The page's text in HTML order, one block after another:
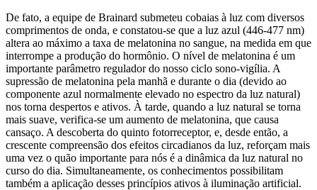
De fato, a equipe de Brainard submeteu cobaias à luz com diversos
comprimentos de onda, e constatou-se que a luz azul (446-477 nm)
altera ao máximo a taxa de melatonina no sangue, na medida em que
interrompe a produção do hormônio. O nível de melatonina é um
importante parâmetro regulador do nosso ciclo sono-vigília. A
supressão de melatonina pela manhã e durante o dia (devido ao
componente azul normalmente elevado no espectro da luz natural)
nos torna despertos e ativos. À tarde, quando a luz natural se torna
mais suave, verifica-se um aumento de melatonina, que causa
cansaço. A descoberta do quinto fotorreceptor, e, desde então, a
crescente compreensão dos efeitos circadianos da luz, reforçam mais
uma vez o quão importante para nós é a dinâmica da luz natural no
curso do dia. Simultaneamente, os conhecimentos possibilitam
também a aplicação desses princípios ativos à iluminação artificial.